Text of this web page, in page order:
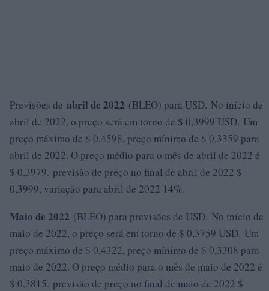
Previsões de abril de 2022 (BLEO) para USD. No início de
abril de 2022, o preço será em torno de $ 0,3999 USD. Um
preço máximo de $ 0,4598, preço mínimo de $ 0,3359 para
abril de 2022. O preço médio para o mês de abril de 2022 é
$ 0,3979. previsão de preço no final de abril de 2022 $
0,3999, variação para abril de 2022 14%.
Maio de 2022 (BLEO) para previsões de USD. No início de
maio de 2022, o preço será em torno de $ 0,3759 USD. Um
preço máximo de $ 0,4322, preço mínimo de $ 0,3308 para
maio de 2022. O preço médio para o mês de maio de 2022 é
$ 0,3815. previsão de preço no final de maio de 2022 $